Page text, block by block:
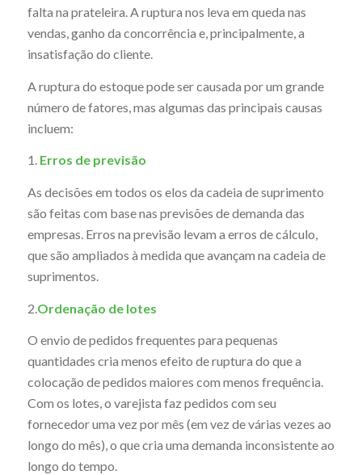
falta na prateleira. A ruptura nos leva em queda nas
vendas, ganho da concorrência e, principalmente, a
insatisfação do cliente.
A ruptura do estoque pode ser causada por um grande
número de fatores, mas algumas das principais causas
incluem:
1. Erros de previsão
As decisões em todos os elos da cadeia de suprimento
são feitas com base nas previsões de demanda das
empresas. Erros na previsão levam a erros de cálculo,
que são ampliados à medida que avançam na cadeia de
suprimentos.
2. Ordenação de lotes
O envio de pedidos frequentes para pequenas
quantidades cria menos efeito de ruptura do que a
colocação de pedidos maiores com menos frequência.
Com os lotes, o varejista faz pedidos com seu
fornecedor uma vez por mês (em vez de várias vezes ao
longo do mês), o que cria uma demanda inconsistente ao
longo do tempo.